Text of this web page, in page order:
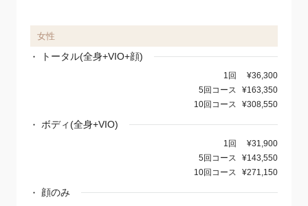
女性
トータル(全身+VIO+顔)
1回
¥36,300
5回コース
¥163,350
10回コース
¥308,550
ボディ(全身+VIO)
1回
¥31,900
5回コース
¥143,550
10回コース
¥271,150
顔のみ